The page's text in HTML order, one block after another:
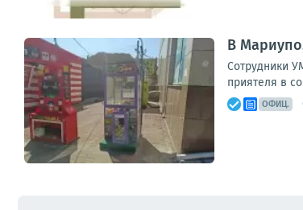
В
Сотрудники
приятеля в
ОФИЦ.